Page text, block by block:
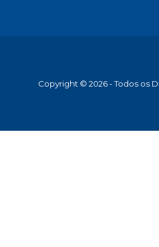
Copyright © 2026 - Todos os